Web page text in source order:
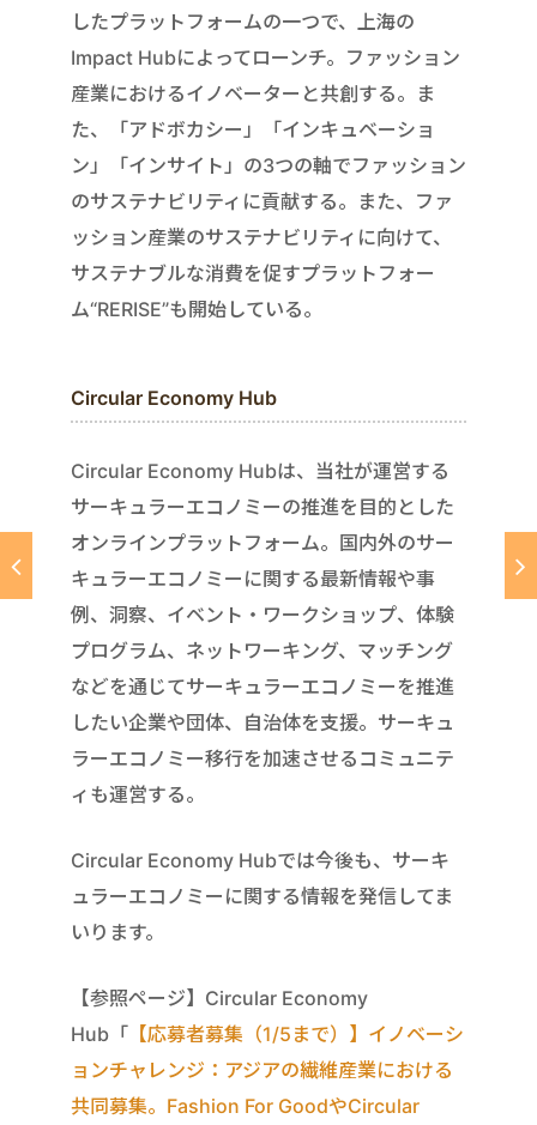
したプラットフォームの一つで、上海の
Impact Hubによってローンチ。ファッション
産業におけるイノベーターと共創する。ま
た、「アドボカシー」「インキュベーショ
ン」「インサイト」の3つの軸でファッション
のサステナビリティに貢献する。また、ファ
ッション産業のサステナビリティに向けて、
サステナブルな消費を促すプラットフォー
ム“RERISE”も開始している。
Circular Economy Hub
Circular Economy Hubは、当社が運営する
サーキュラーエコノミーの推進を目的とした
オンラインプラットフォーム。国内外のサー
キュラーエコノミーに関する最新情報や事
例、洞察、イベント・ワークショップ、体験
プログラム、ネットワーキング、マッチング
などを通じてサーキュラーエコノミーを推進
したい企業や団体、自治体を支援。サーキュ
ラーエコノミー移行を加速させるコミュニテ
ィも運営する。
Circular Economy Hubでは今後も、サーキ
ュラーエコノミーに関する情報を発信してま
いります。
【参照ページ】Circular Economy
Hub「 【応募者募集（1/5まで）】イノベーシ
ョンチャレンジ：アジアの繊維産業における
共同募集。Fashion For GoodやCircular